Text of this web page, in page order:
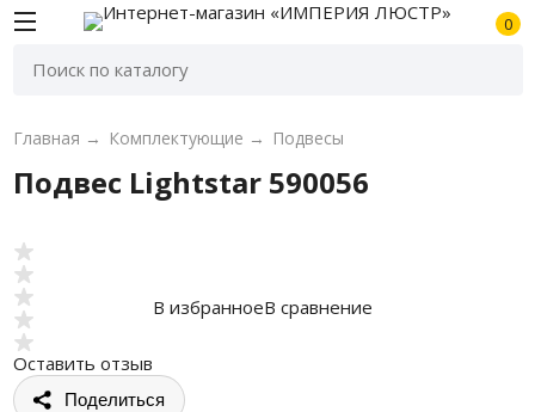
0
Главная → Комплектующие → Подвесы
Подвес Lightstar 590056
Оставить отзыв
В избранноеВ сравнение
Поделиться